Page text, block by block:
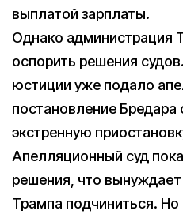
выплатой зарплаты.
Однако администрация
оспорить решения
юстиции уже подало
постановление Бредара
экстренную
Апелляционный суд
решения, что
Трампа подчиниться. Но